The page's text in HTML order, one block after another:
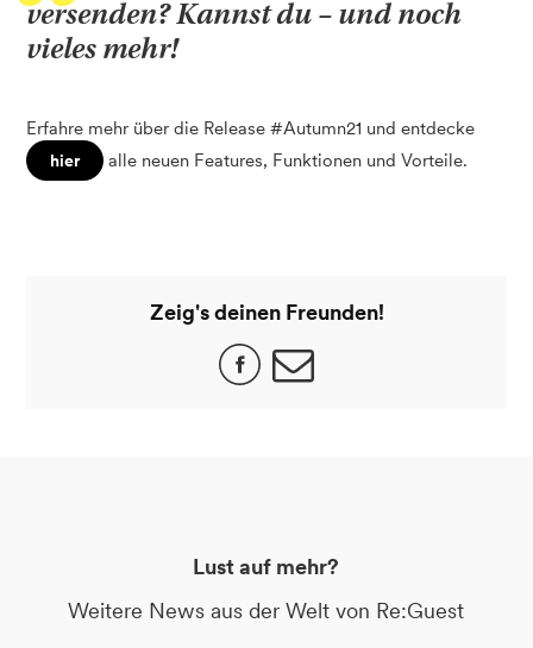
versenden? Kannst du – und noch
vieles mehr!
Erfahre mehr über die Release #Autumn21 und entdecke
hier alle neuen Features, Funktionen und Vorteile.
Zeig's deinen Freunden!
Lust auf mehr?
Weitere News aus der Welt von Re:Guest